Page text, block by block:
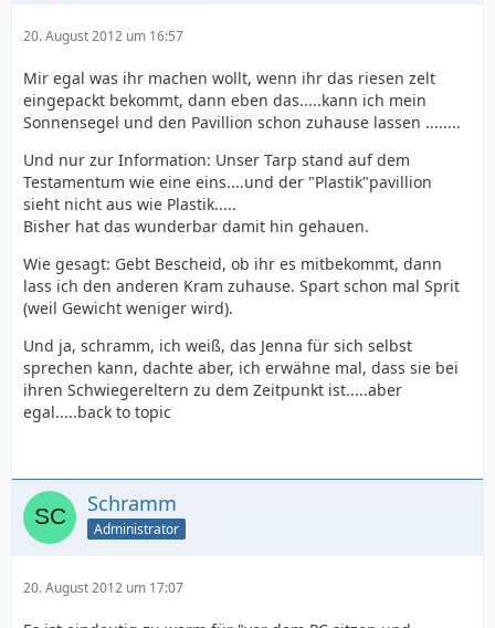
20. August 2012 um 16:57
Mir egal was ihr machen wollt, wenn ihr das riesen zelt
eingepackt bekommt, dann eben das.....kann ich mein
Sonnensegel und den Pavillion schon zuhause lassen ........
Und nur zur Information: Unser Tarp stand auf dem
Testamentum wie eine eins....und der "Plastik"pavillion
sieht nicht aus wie Plastik.....
Bisher hat das wunderbar damit hin gehauen.
Wie gesagt: Gebt Bescheid, ob ihr es mitbekommt, dann
lass ich den anderen Kram zuhause. Spart schon mal Sprit
(weil Gewicht weniger wird).
Und ja, schramm, ich weiß, das Jenna für sich selbst
sprechen kann, dachte aber, ich erwähne mal, dass sie bei
ihren Schwiegereltern zu dem Zeitpunkt ist.....aber
egal.....back to topic
Schramm
Administrator
20. August 2012 um 17:07